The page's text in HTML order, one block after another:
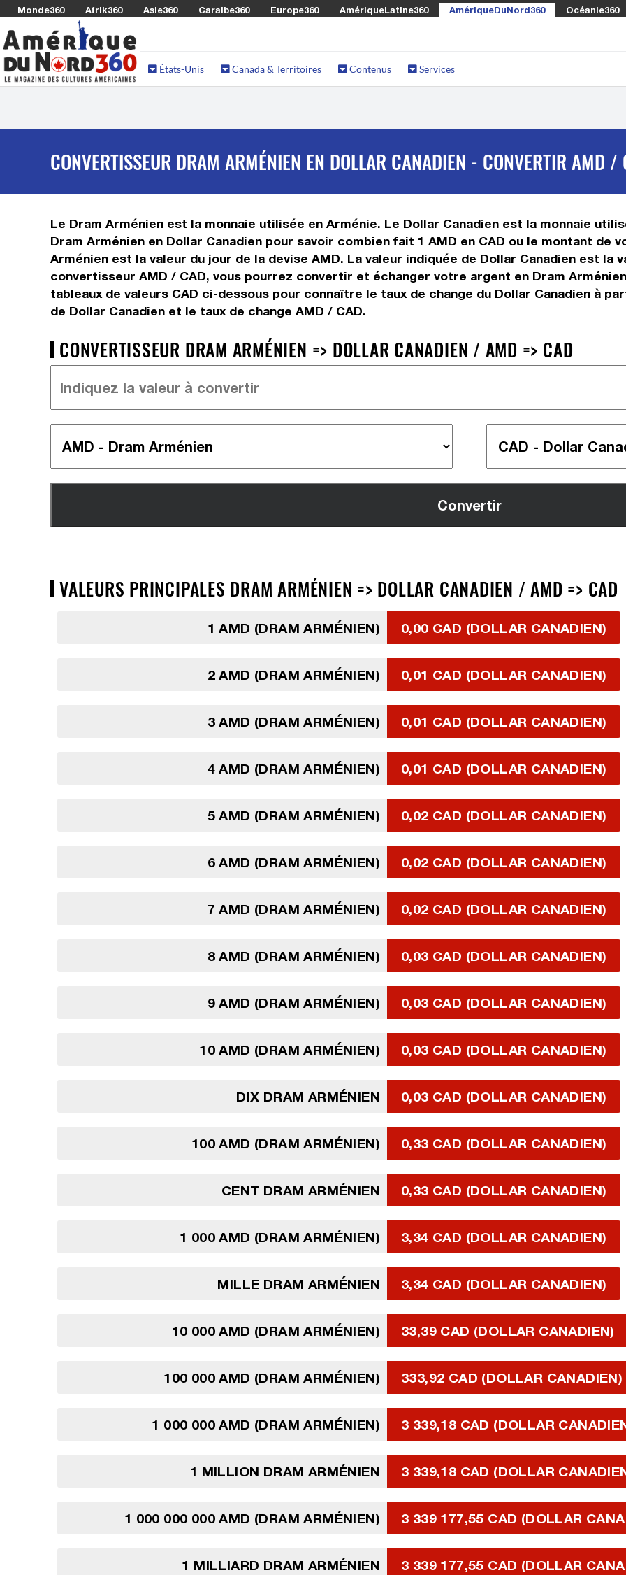
Monde360 Afrik360 Asie360 Caraibe360 Europe360 AmériqueLatine360 AmériqueDuNord360 Océanie360
États-Unis Canada & Territoires Contenus Services
CONVERTISSEUR DRAM ARMÉNIEN EN DOLLAR CANADIEN - CONVERTIR AMD /
Le Dram Arménien est la monnaie utilisée en Arménie. Le Dollar Canadien est la monnaie
Dram Arménien en Dollar Canadien pour savoir combien fait 1 AMD en CAD ou le montant de
Arménien est la valeur du jour de la devise AMD. La valeur indiquée de Dollar Canadien est la
convertisseur AMD / CAD, vous pourrez convertir et échanger votre argent en Dram
tableaux de valeurs CAD ci-dessous pour connaître le taux de change du Dollar Canadien à
de Dollar Canadien et le taux de change AMD / CAD.
CONVERTISSEUR DRAM ARMÉNIEN => DOLLAR CANADIEN / AMD => CAD
VALEURS PRINCIPALES DRAM ARMÉNIEN => DOLLAR CANADIEN / AMD => CAD
1 AMD (DRAM ARMÉNIEN) 0,00 CAD (DOLLAR CANADIEN)
2 AMD (DRAM ARMÉNIEN) 0,01 CAD (DOLLAR CANADIEN)
3 AMD (DRAM ARMÉNIEN) 0,01 CAD (DOLLAR CANADIEN)
4 AMD (DRAM ARMÉNIEN) 0,01 CAD (DOLLAR CANADIEN)
5 AMD (DRAM ARMÉNIEN) 0,02 CAD (DOLLAR CANADIEN)
6 AMD (DRAM ARMÉNIEN) 0,02 CAD (DOLLAR CANADIEN)
7 AMD (DRAM ARMÉNIEN) 0,02 CAD (DOLLAR CANADIEN)
8 AMD (DRAM ARMÉNIEN) 0,03 CAD (DOLLAR CANADIEN)
9 AMD (DRAM ARMÉNIEN) 0,03 CAD (DOLLAR CANADIEN)
10 AMD (DRAM ARMÉNIEN) 0,03 CAD (DOLLAR CANADIEN)
DIX DRAM ARMÉNIEN 0,03 CAD (DOLLAR CANADIEN)
100 AMD (DRAM ARMÉNIEN) 0,33 CAD (DOLLAR CANADIEN)
CENT DRAM ARMÉNIEN 0,33 CAD (DOLLAR CANADIEN)
1 000 AMD (DRAM ARMÉNIEN) 3,34 CAD (DOLLAR CANADIEN)
MILLE DRAM ARMÉNIEN 3,34 CAD (DOLLAR CANADIEN)
10 000 AMD (DRAM ARMÉNIEN) 33,39 CAD (DOLLAR CANADIEN)
100 000 AMD (DRAM ARMÉNIEN) 333,92 CAD (DOLLAR CANADIEN)
1 000 000 AMD (DRAM ARMÉNIEN) 3 339,18 CAD (DOLLAR
1 MILLION DRAM ARMÉNIEN 3 339,18 CAD (DOLLAR
1 000 000 000 AMD (DRAM ARMÉNIEN) 3 339 177,55 CAD (DOLLAR
1 MILLIARD DRAM ARMÉNIEN 3 339 177,55 CAD (DOLLAR